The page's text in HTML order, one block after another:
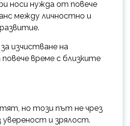
носи нужда от повече
между личностно и
изчистване на
повече време с близките
но този път не чрез
увереност и зрялост.